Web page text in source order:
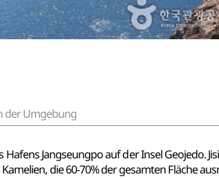
der Umgebung
Jangseungpo auf der Insel Geojedo.
die 60-70% der gesamten Fläche